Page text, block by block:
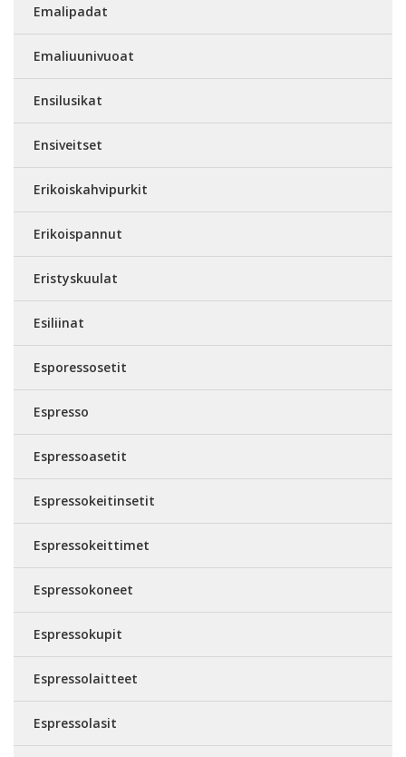
Emalipadat
Emaliuunivuoat
Ensilusikat
Ensiveitset
Erikoiskahvipurkit
Erikoispannut
Eristyskuulat
Esiliinat
Esporessosetit
Espresso
Espressoasetit
Espressokeitinsetit
Espressokeittimet
Espressokoneet
Espressokupit
Espressolaitteet
Espressolasit